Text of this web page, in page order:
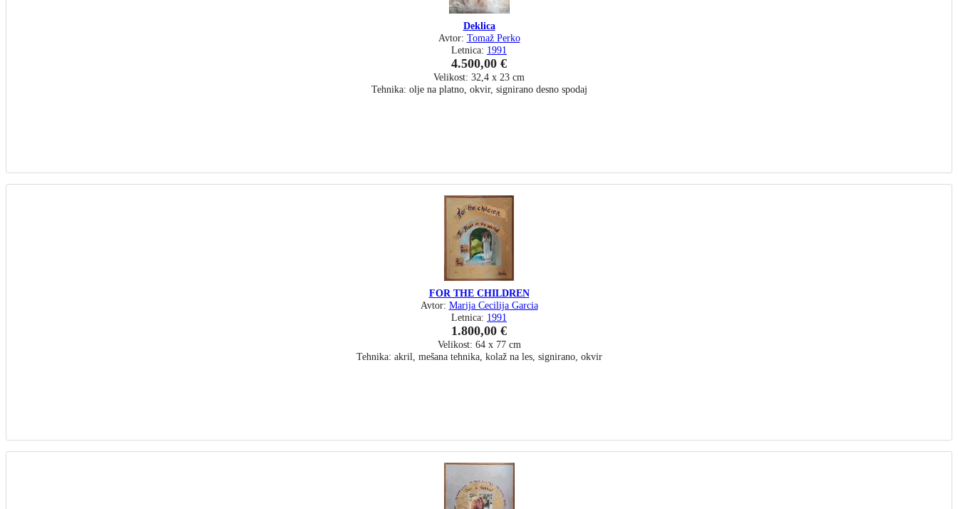
Deklica
Avtor: Tomaž Perko
Letnica: 1991
4.500,00 €
Velikost: 32,4 x 23 cm
Tehnika: olje na platno, okvir, signirano desno spodaj
FOR THE CHILDREN
Avtor: Marija Cecilija Garcia
Letnica: 1991
1.800,00 €
Velikost: 64 x 77 cm
Tehnika: akril, mešana tehnika, kolaž na les, signirano, okvir